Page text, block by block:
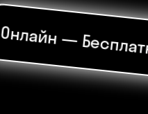
Онлайн —